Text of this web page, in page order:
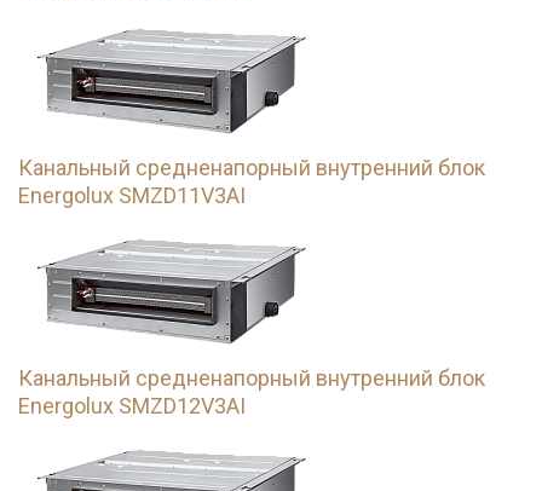
Канальный средненапорный внутренний блок
Energolux SMZD11V3AI
Канальный средненапорный внутренний блок
Energolux SMZD12V3AI